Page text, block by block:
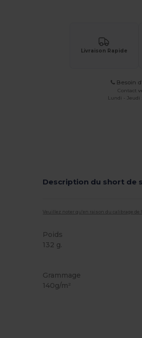
Livraison Rapide
Besoin
Contact
Lundi - Jeudi
Description du short de
Veuillez noter qu'en raison du calibrage de
Poids
132 g.
Grammage
140g/m²